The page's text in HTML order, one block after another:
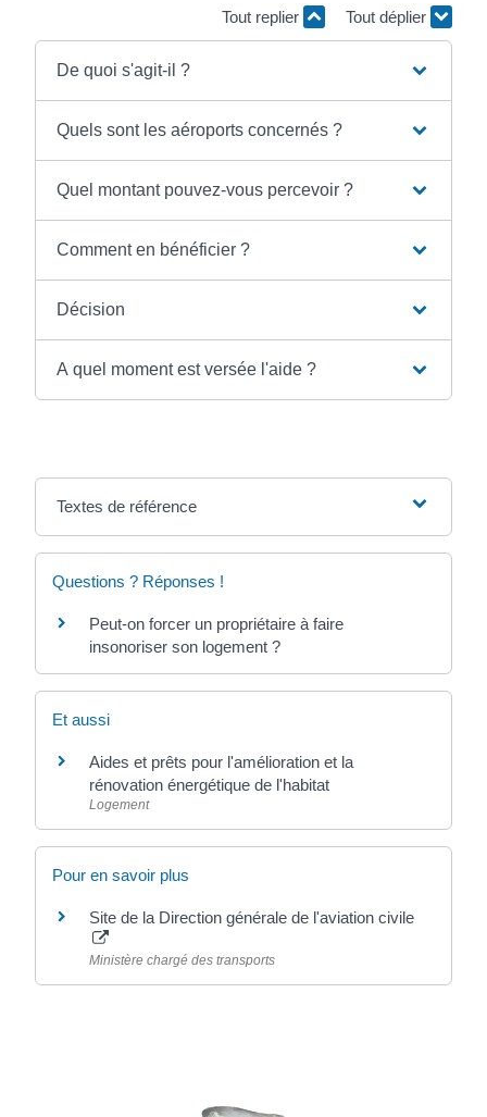
Tout replier Tout déplier
De quoi s'agit-il ?
Quels sont les aéroports concernés ?
Quel montant pouvez-vous percevoir ?
Comment en bénéficier ?
Décision
A quel moment est versée l'aide ?
Textes de référence
Questions ? Réponses !
Peut-on forcer un propriétaire à faire
insonoriser son logement ?
Et aussi
Aides et prêts pour l'amélioration et la
rénovation énergétique de l'habitat
Logement
Pour en savoir plus
Site de la Direction générale de l'aviation civile
Ministère chargé des transports